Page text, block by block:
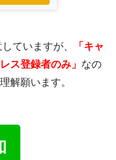
ていますが、
「キャ
ス登録者のみ」 なの
解願います。